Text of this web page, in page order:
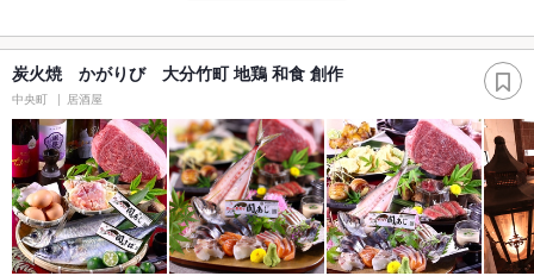
炭火焼 かがりび 大分竹町 地鶏 和食 創作
中央町 居酒屋